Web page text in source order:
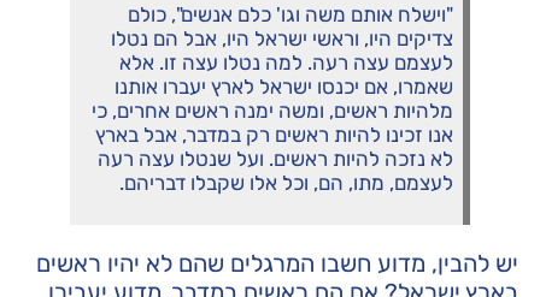
"וישלח אותם משה וגו' כלם אנשים", כולם
צדיקים היו, וראשי ישראל היו, אבל הם נטלו
לעצמם עצה רעה. למה נטלו עצה זו. אלא
שאמרו, אם יכנסו ישראל לארץ יעברו אותנו
מלהיות ראשים, ומשה ימנה ראשים אחרים, כי
אנו זכינו להיות ראשים רק במדבר, אבל בארץ
לא נזכה להיות ראשים. ועל שנטלו עצה רעה
לעצמם, מתו, הם, וכל אלו שקבלו דבריהם.
יש להבין, מדוע חשבו המרגלים שהם לא יהיו ראשים